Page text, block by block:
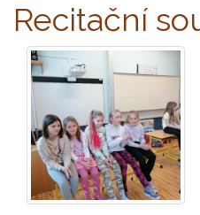
Recitační